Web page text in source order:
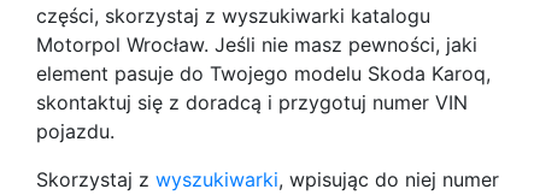
części, skorzystaj z wyszukiwarki katalogu
Motorpol Wrocław. Jeśli nie masz pewności, jaki
element pasuje do Twojego modelu Skoda Karoq,
skontaktuj się z doradcą i przygotuj numer VIN
pojazdu.
Skorzystaj z wyszukiwarki, wpisując do niej numer